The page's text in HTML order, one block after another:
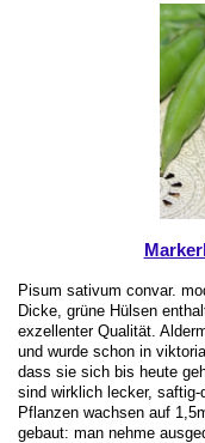
Pisum sativum convar.
Dicke, grüne Hülsen
exzellenter Qualität.
und wurde schon in
dass sie sich bis heute
sind wirklich lecker, saftig-
Pflanzen wachsen auf
gebaut: man nehme